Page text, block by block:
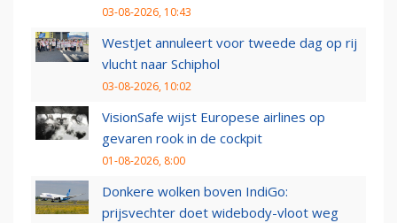
03-08-2026, 10:43
WestJet annuleert voor tweede dag op rij
vlucht naar Schiphol
03-08-2026, 10:02
VisionSafe wijst Europese airlines op
gevaren rook in de cockpit
01-08-2026, 8:00
Donkere wolken boven IndiGo:
prijsvechter doet widebody-vloot weg